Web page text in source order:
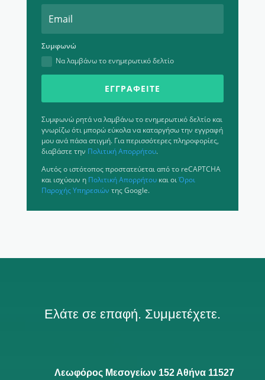
Συμφωνώ
Να λαμβάνω το ενημερωτικό δελτίο
ΕΓΓΡΑΦΕΊΤΕ
Συμφωνώ ρητά να λαμβάνω το ενημερωτικό δελτίο και
γνωρίζω ότι μπορώ εύκολα να καταργήσω την εγγραφή
μου ανά πάσα στιγμή. Για περισσότερες πληροφορίες,
διαβάστε την Πολιτική Απορρήτου.
Αυτός ο ιστότοπος προστατεύεται από το reCAPTCHA
και ισχύουν η Πολιτική Απορρήτουκαι οιΌροι
Παροχής Υπηρεσιών της Google.
Ελάτε σε επαφή. Συμμετέχετε.
Λεωφόρος Μεσογείων 152 Αθήνα 11527